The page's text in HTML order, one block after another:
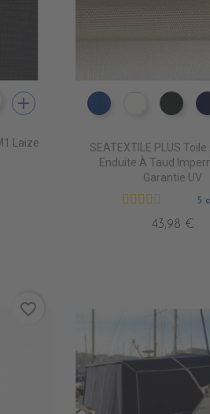
PERLE
PS9608 ANTHRACITE
add
Laize
PT0540 ROYAL
PT0500
SEATEXTILE PLUS
Enduite À Taud
Garantie UV
5
43,98 €
favorite_border